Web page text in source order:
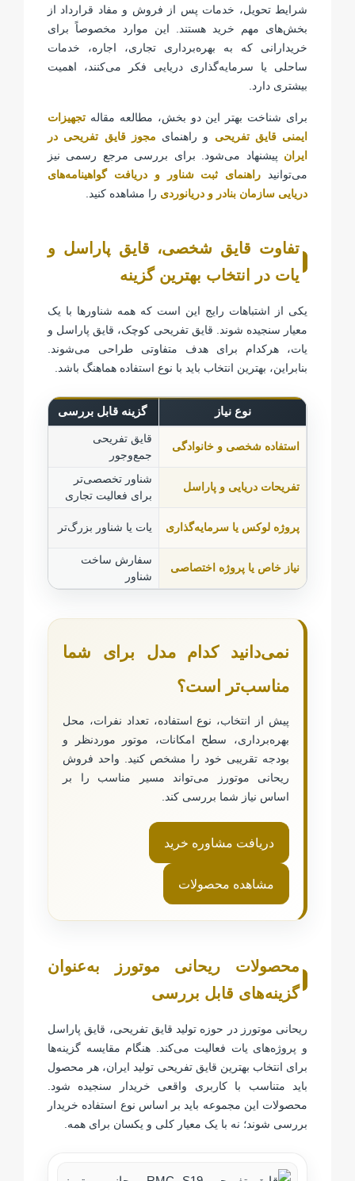
شرایط تحویل، خدمات پس از فروش و مفاد قرارداد از
بخش‌های مهم خرید هستند. این موارد مخصوصاً برای
خریدارانی که به بهره‌برداری تجاری، اجاره، خدمات
ساحلی یا سرمایه‌گذاری دریایی فکر می‌کنند، اهمیت
بیشتری دارد.
برای شناخت بهتر این دو بخش، مطالعه مقاله تجهیزات
ایمنی قایق تفریحی و راهنمای مجوز قایق تفریحی در
ایران پیشنهاد می‌شود. برای بررسی مرجع رسمی نیز
می‌توانید راهنمای ثبت شناور و دریافت گواهینامه‌های
دریایی سازمان بنادر و دریانوردی را مشاهده کنید.
تفاوت قایق شخصی، قایق پاراسل و
یات در انتخاب بهترین گزینه
یکی از اشتباهات رایج این است که همه شناورها با یک
معیار سنجیده شوند. قایق تفریحی کوچک، قایق پاراسل و
یات، هرکدام برای هدف متفاوتی طراحی می‌شوند.
بنابراین، بهترین انتخاب باید با نوع استفاده هماهنگ باشد.
نوع نیاز گزینه قابل بررسی
استفاده شخصی و خانوادگی
قایق تفریحی
جمع‌وجور
تفریحات دریایی و پاراسل
شناور تخصصی‌تر
برای فعالیت تجاری
پروژه لوکس یا سرمایه‌گذاری یات یا شناور بزرگ‌تر
نیاز خاص یا پروژه اختصاصی
سفارش ساخت
شناور
نمی‌دانید کدام مدل برای شما
مناسب‌تر است؟
پیش از انتخاب، نوع استفاده، تعداد نفرات، محل
بهره‌برداری، سطح امکانات، موتور موردنظر و
بودجه تقریبی خود را مشخص کنید. واحد فروش
ریحانی موتورز می‌تواند مسیر مناسب را بر
اساس نیاز شما بررسی کند.
دریافت مشاوره خرید
مشاهده محصولات
محصولات ریحانی موتورز به‌عنوان
گزینه‌های قابل بررسی
ریحانی موتورز در حوزه تولید قایق تفریحی، قایق پاراسل
و پروژه‌های یات فعالیت می‌کند. هنگام مقایسه گزینه‌ها
برای انتخاب بهترین قایق تفریحی تولید ایران، هر محصول
باید متناسب با کاربری واقعی خریدار سنجیده شود.
محصولات این مجموعه باید بر اساس نوع استفاده خریدار
بررسی شوند؛ نه با یک معیار کلی و یکسان برای همه.